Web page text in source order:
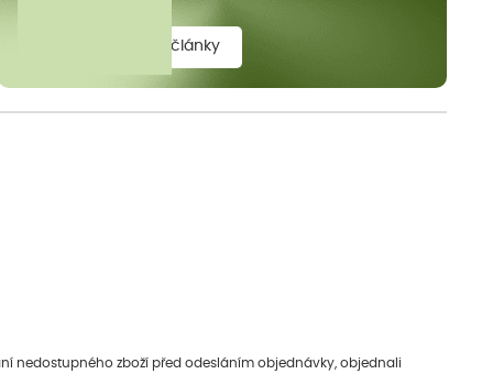
zobrazit všechny články
nedostupného zboží před odesláním objednávky, objednali